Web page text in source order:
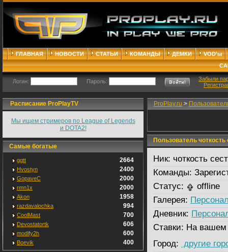
ГЛАВНАЯ НОВОСТИ СТАТЬИ КОМАНДЫ ДЕМКИ
VOD'ы
Логин: Пароль:
Забыли
Расписание ProPlayTV
Мы ищем стримеров по League of Legends
и DOTA2!
Самые богатые
ggtt 2664
Hvostyn 2400
GopaveC 2000
rmn1x 2000
Akon 1958
razdavalochka 994
CoolMast 700
Devostatortk 606
modify2h 600
Boevik 400
ProPlay.ru >
Пользователь чоткость
Ник: чоткость
Команды:
Статус:
offline
Галерея:
Дневник:
Ставки: На вашем
Город: другие